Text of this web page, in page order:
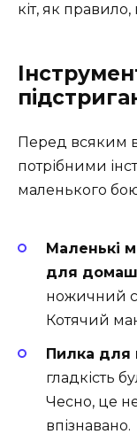
кіт, як
Перед всяким
потрібними
маленького
Маленькі
для
ножичний
Котячий
Пилка для
гладкість
Чесно, це
впізнавано.